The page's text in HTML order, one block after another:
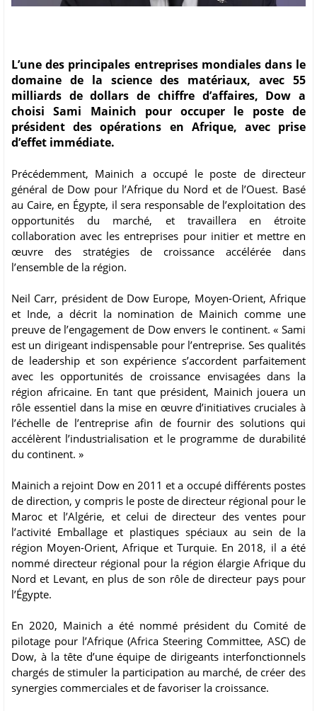
L’une des principales entreprises mondiales dans le
domaine de la science des matériaux, avec 55
milliards de dollars de chiffre d’affaires, Dow a
choisi Sami Mainich pour occuper le poste de
président des opérations en Afrique, avec prise
d’effet immédiate.
Précédemment, Mainich a occupé le poste de directeur
général de Dow pour l’Afrique du Nord et de l’Ouest. Basé
au Caire, en Égypte, il sera responsable de l’exploitation des
opportunités du marché, et travaillera en étroite
collaboration avec les entreprises pour initier et mettre en
œuvre des stratégies de croissance accélérée dans
l’ensemble de la région.
Neil Carr, président de Dow Europe, Moyen-Orient, Afrique
et Inde, a décrit la nomination de Mainich comme une
preuve de l’engagement de Dow envers le continent. « Sami
est un dirigeant indispensable pour l’entreprise. Ses qualités
de leadership et son expérience s’accordent parfaitement
avec les opportunités de croissance envisagées dans la
région africaine. En tant que président, Mainich jouera un
rôle essentiel dans la mise en œuvre d’initiatives cruciales à
l’échelle de l’entreprise afin de fournir des solutions qui
accélèrent l’industrialisation et le programme de durabilité
du continent. »
Mainich a rejoint Dow en 2011 et a occupé différents postes
de direction, y compris le poste de directeur régional pour le
Maroc et l’Algérie, et celui de directeur des ventes pour
l’activité Emballage et plastiques spéciaux au sein de la
région Moyen-Orient, Afrique et Turquie. En 2018, il a été
nommé directeur régional pour la région élargie Afrique du
Nord et Levant, en plus de son rôle de directeur pays pour
l’Égypte.
En 2020, Mainich a été nommé président du Comité de
pilotage pour l’Afrique (Africa Steering Committee, ASC) de
Dow, à la tête d’une équipe de dirigeants interfonctionnels
chargés de stimuler la participation au marché, de créer des
synergies commerciales et de favoriser la croissance.